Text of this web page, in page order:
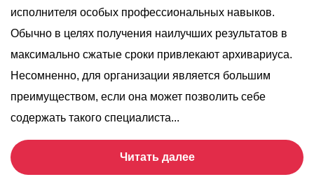
исполнителя особых профессиональных навыков.
Обычно в целях получения наилучших результатов в
максимально сжатые сроки привлекают архивариуса.
Несомненно, для организации является большим
преимуществом, если она может позволить себе
содержать такого специалиста...
Читать далее